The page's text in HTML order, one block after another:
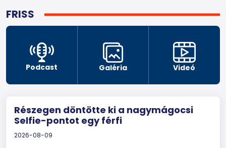
FRISS
Podcast Galéria Videó
Részegen döntötte ki a nagymágocsi
Selfie-pontot egy férfi
2026-08-09